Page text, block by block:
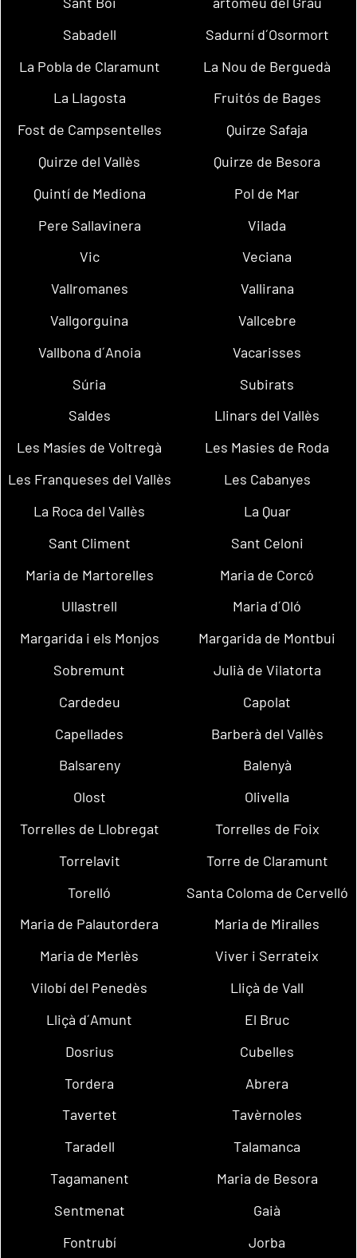
Sabadell
Sadurní d´Osormort
La Pobla de Claramunt
La Nou de Berguedà
La Llagosta
Fruitós de Bages
Fost de Campsentelles
Quirze Safaja
Quirze del Vallès
Quirze de Besora
Quintí de Mediona
Pol de Mar
Pere Sallavinera
Vilada
Vic
Veciana
Vallromanes
Vallirana
Vallgorguina
Vallcebre
Vallbona d´Anoia
Vacarisses
Súria
Subirats
Saldes
Llinars del Vallès
Les Masíes de Voltregà
Les Masies de Roda
Les Franqueses del Vallès
Les Cabanyes
La Roca del Vallès
La Quar
Sant Climent
Sant Celoni
Maria de Martorelles
Maria de Corcó
Ullastrell
Maria d´Oló
Margarida i els Monjos
Margarida de Montbui
Sobremunt
Julià de Vilatorta
Cardedeu
Capolat
Capellades
Barberà del Vallès
Balsareny
Balenyà
Olost
Olivella
Torrelles de Llobregat
Torrelles de Foix
Torrelavit
Torre de Claramunt
Torelló
Santa Coloma de Cervelló
Maria de Palautordera
Maria de Miralles
Maria de Merlès
Viver i Serrateix
Vilobí del Penedès
Lliçà de Vall
Lliçà d´Amunt
El Bruc
Dosrius
Cubelles
Tordera
Abrera
Tavertet
Tavèrnoles
Taradell
Talamanca
Tagamanent
Maria de Besora
Sentmenat
Gaià
Fontrubí
Jorba